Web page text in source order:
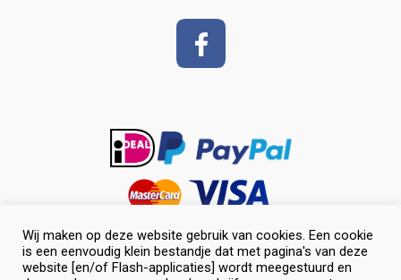
vlechten en toiletteren
Wij maken op deze website gebruik van cookies. Een cookie
is een eenvoudig klein bestandje dat met pagina's van deze
website [en/of Flash-applicaties] wordt meegestuurd en